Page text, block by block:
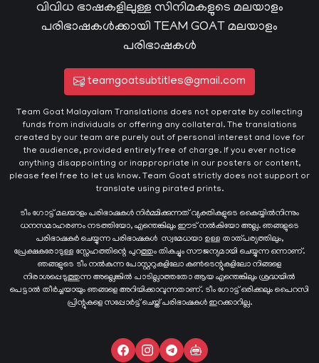
വിവിധ ഭാഷകളിലുള്ള സിനിമകളുടെ മലയാളം
പരിഭാഷകൾക്കായി TEAM GOAT മലയാളം
പരിഭാഷകൾ
teamgoatsubtitles@gmail.com
Team Goat Malayalam Translations does not operate by collecting
funds from individuals or offering any collateral. The translations
created by our team are purely out of personal interest and love for
the audience, provided entirely free of charge. If you ever notice
anything disappointing or inappropriate in our posters or content,
please feel free to let us know. Team Goat strictly does not support or
translate using pirated prints.
ടീം ഗോട്ട് മലയാളം പരിഭാഷകൾ നിർമ്മിക്കുന്നത് വ്യക്തികളുടെ കൈയ്യില്‍നിന്നും
ധനസമാഹരണം നടത്തിയോ, എന്തെങ്കിലും ഈട് നൽകിയോ അല്ല. ഞങ്ങളുടെ
പരിഭാഷകർ ചെയ്യുന്ന പരിഭാഷകള്‍ സ്വമേധയാ ഉള്ള താത്പര്യത്തിലും,
പ്രേക്ഷകരോടുള്ള സ്നേഹത്തിന്റെ പുറത്തും തികച്ചും സൗജന്യമായി ചെയ്യുന്ന ഒന്നാണ്.
ഞങ്ങളുടെ ടീം നൽകുന്ന പോസ്റ്ററുകളിലോ കൺടെന്റുകളിലോ നിങ്ങളെ
നിരാശപ്പെടുത്തുന്ന അല്ലെങ്കിൽ പാടില്ലാത്തതോ ആയ എന്തെങ്കിലും ശ്രദ്ധയിൽ
പെട്ടാൽ തീർച്ചയായും ഞങ്ങളെ അറിയിക്കാവുന്നതാണ്. ടീം ഗോട്ട് ഒരിക്കലും പൈറസി
പ്രിന്റുകളെ സപ്പോർട്ട് ചെയ്ത് പരിഭാഷകൾ ഇറക്കാറില്ല.